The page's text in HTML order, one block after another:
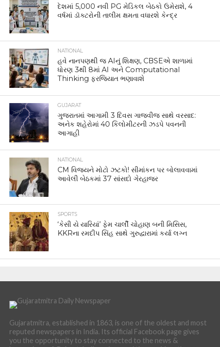
દેશમાં 5,000 નવી PG મેડિકલ બેઠકો ઉમેરાશે, 4
વર્ષમાં ડૉક્ટરોની તાલીમ ક્ષમતા વધારશે કેન્દ્ર
NATIONAL
હવે નાનપણથી જ AIનું શિક્ષણ, CBSEએ શાળામાં
ધોરણ 3થી 8માં AI અને Computational
Thinking ફરજિયાત ભણાવાશે
GUJARAT
ગુજરાતમાં આગામી 3 દિવસ ગાજવીજ સાથે વરસાદ:
અનેક શહેરોમાં 40 કિલોમીટરની ઝડપે પવનની
આગાહી
NATIONAL
CM વિજયને મોટો ઝટકો! સીમાંકન પર બોલાવવામાં
આવેલી બેઠકમાં 37 સાંસદો ગેરહાજર
SPORTS
‘કેસી યે યારિયાં’ ફેમ ચાર્લી ચોહાણ બની મિસિસ,
KKRના રમદીપ સિંહ સાથે ગુરુદ્વારામાં કર્યા લગ્ન
Gujaratmitra, established in 1863, is one of the oldest and most
reputed newspapers in India. Its official Facebook page gives
you the opportunity to stay connected to the news &